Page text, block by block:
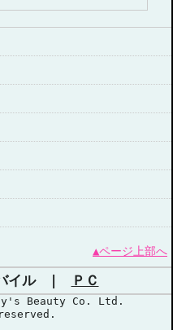
▲ページ上部へ
バイル | ＰＣ
Beauty Co. Ltd.